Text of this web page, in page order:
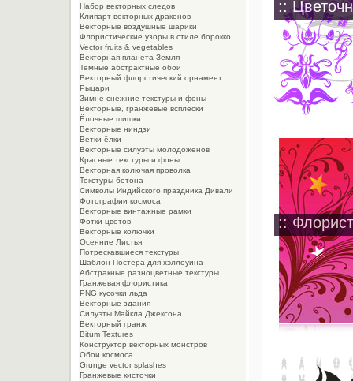
::
::
Набор векторных следов
Клипарт векторных драконов
Векторные воздушные шарики
Флористические узоры в стиле борокко
Vector fruits & vegetables
Векторная планета Земля
Темные абстрактные обои
Векторный флорстический орнамент
Рыцари
Зимне-снежние текстуры и фоны
Векторные, гранжевые всплески
Ёлочные шишки
Векторные ниндзи
Ветки ёлки
Векторные силуэты молодоженов
Красные текстуры и фоны
Векторная колючая проволка
Текстуры бетона
Символы Индийского праздника Дивали
Фотографии космоса
Векторные винтажные рамки
Фотки цветов
Векторные колючки
Осенние Листья
Потрескавшиеся текстуры
Шаблон Постера для хэллоуина
Абстракные разноцветные текстуры
Гранжевая флористика
PNG кусочки льда
Векторные здания
Силуэты Майкла Джексона
Векторный гранж
Bitum Textures
Конструктор векторных монстров
Обои космоса
Grunge vector splashes
Гранжевые кисточки